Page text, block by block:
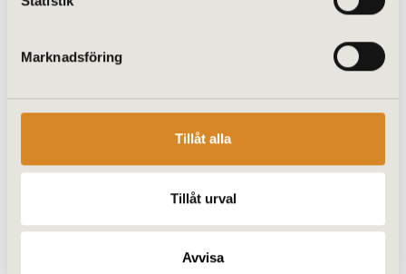
Marknadsföring
Tillåt alla
Tillåt urval
Avvisa